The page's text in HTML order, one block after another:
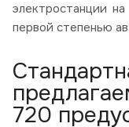
электростанции
первой степенью
720